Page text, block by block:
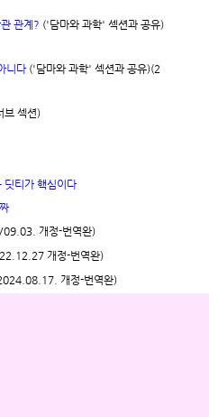
관계? ('담마와 과학' 섹션과 공유)
니다 ('담마와 과학' 섹션과 공유)(2
브 섹션)
딧티가 핵심이다
개정-번역완)
개정-번역완)
개정-번역완)